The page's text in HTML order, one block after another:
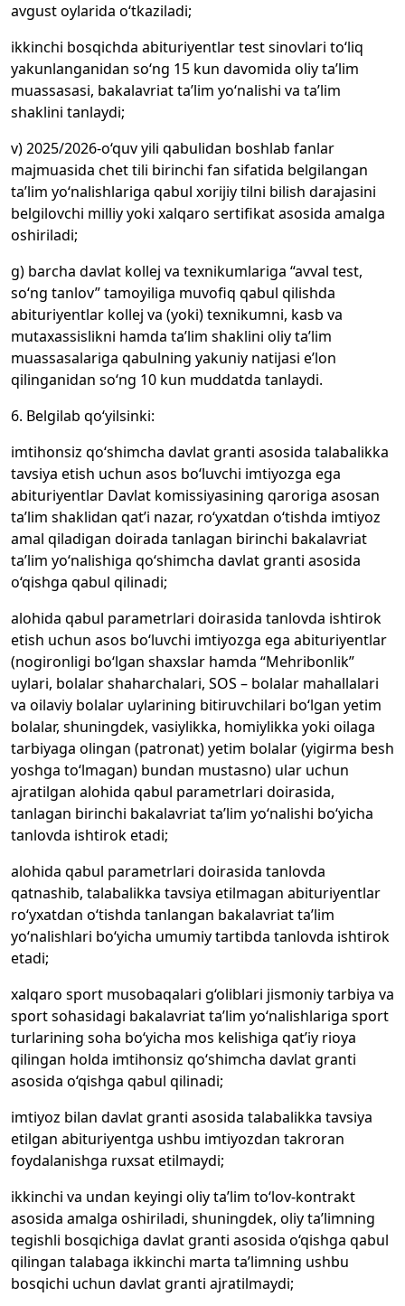
avgust oylarida o‘tkaziladi;
ikkinchi bosqichda abituriyentlar test sinovlari to‘liq
yakunlanganidan so‘ng 15 kun davomida oliy ta’lim
muassasasi, bakalavriat ta’lim yo‘nalishi va ta’lim
shaklini tanlaydi;
v) 2025/2026-o‘quv yili qabulidan boshlab fanlar
majmuasida chet tili birinchi fan sifatida belgilangan
ta’lim yo‘nalishlariga qabul xorijiy tilni bilish darajasini
belgilovchi milliy yoki xalqaro sertifikat asosida amalga
oshiriladi;
g) barcha davlat kollej va texnikumlariga “avval test,
so‘ng tanlov” tamoyiliga muvofiq qabul qilishda
abituriyentlar kollej va (yoki) texnikumni, kasb va
mutaxassislikni hamda ta’lim shaklini oliy ta’lim
muassasalariga qabulning yakuniy natijasi e’lon
qilinganidan so‘ng 10 kun muddatda tanlaydi.
6. Belgilab qo‘yilsinki:
imtihonsiz qo‘shimcha davlat granti asosida talabalikka
tavsiya etish uchun asos bo‘luvchi imtiyozga ega
abituriyentlar Davlat komissiyasining qaroriga asosan
ta’lim shaklidan qat’i nazar, ro‘yxatdan o‘tishda imtiyoz
amal qiladigan doirada tanlagan birinchi bakalavriat
ta’lim yo‘nalishiga qo‘shimcha davlat granti asosida
o‘qishga qabul qilinadi;
alohida qabul parametrlari doirasida tanlovda ishtirok
etish uchun asos bo‘luvchi imtiyozga ega abituriyentlar
(nogironligi bo‘lgan shaxslar hamda “Mehribonlik”
uylari, bolalar shaharchalari, SOS – bolalar mahallalari
va oilaviy bolalar uylarining bitiruvchilari bo‘lgan yetim
bolalar, shuningdek, vasiylikka, homiylikka yoki oilaga
tarbiyaga olingan (patronat) yetim bolalar (yigirma besh
yoshga to‘lmagan) bundan mustasno) ular uchun
ajratilgan alohida qabul parametrlari doirasida,
tanlagan birinchi bakalavriat ta’lim yo‘nalishi bo‘yicha
tanlovda ishtirok etadi;
alohida qabul parametrlari doirasida tanlovda
qatnashib, talabalikka tavsiya etilmagan abituriyentlar
ro‘yxatdan o‘tishda tanlangan bakalavriat ta’lim
yo‘nalishlari bo‘yicha umumiy tartibda tanlovda ishtirok
etadi;
xalqaro sport musobaqalari g‘oliblari jismoniy tarbiya va
sport sohasidagi bakalavriat ta’lim yo‘nalishlariga sport
turlarining soha bo‘yicha mos kelishiga qat’iy rioya
qilingan holda imtihonsiz qo‘shimcha davlat granti
asosida o‘qishga qabul qilinadi;
imtiyoz bilan davlat granti asosida talabalikka tavsiya
etilgan abituriyentga ushbu imtiyozdan takroran
foydalanishga ruxsat etilmaydi;
ikkinchi va undan keyingi oliy ta’lim to‘lov-kontrakt
asosida amalga oshiriladi, shuningdek, oliy ta’limning
tegishli bosqichiga davlat granti asosida o‘qishga qabul
qilingan talabaga ikkinchi marta ta’limning ushbu
bosqichi uchun davlat granti ajratilmaydi;